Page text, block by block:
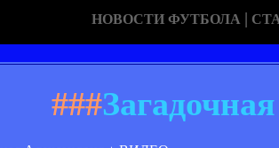
НОВОСТИ ФУТБОЛА |
###